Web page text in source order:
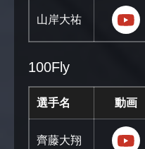
山岸大祐
100Fly
選手名 動画
齊藤大翔